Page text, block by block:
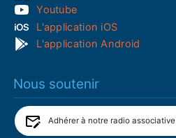
Youtube
L'application iOS
L'application Android
Nous soutenir
Adhérer à notre radio associative